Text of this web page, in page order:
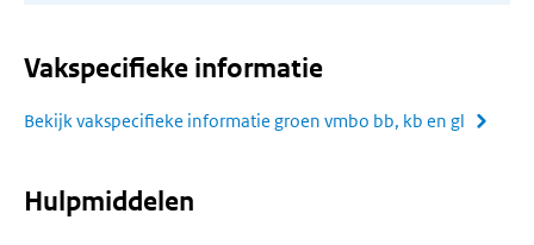
Vakspecifieke informatie
Bekijk vakspecifieke informatie groen vmbo bb, kb en gl
Hulpmiddelen